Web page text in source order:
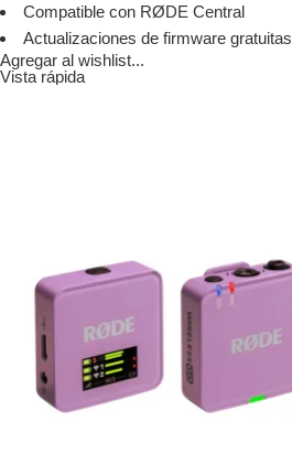
Compatible con RØDE Central
Actualizaciones de firmware gratuitas
Agregar al wishlist...
Vista rápida